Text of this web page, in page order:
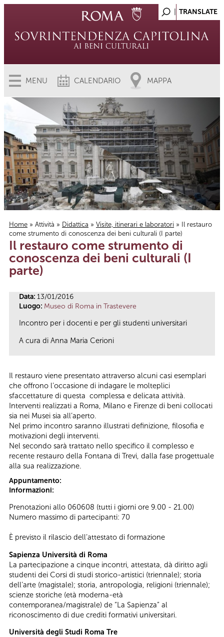
MENU CALENDARIO MAPPA
Tu sei qui
Home » Attività » Didattica » Visite, itinerari e laboratori » Il restauro
come strumento di conoscenza dei beni culturali (I parte)
Il restauro come strumento di
conoscenza dei beni culturali (I
parte)
Data: 13/01/2016
Luogo: Museo di Roma in Trastevere
Incontro per i docenti e per gli studenti universitari
A cura di Anna Maria Cerioni
Il restauro viene presentato attraverso alcuni casi esemplari
che offrono l’occasione di indagare le molteplici
sfaccettature di questa complessa e delicata attività.
Interventi realizzati a Roma, Milano e Firenze di beni collocati
sia nei Musei sia all’aperto.
Nel primo incontro saranno illustrati definizione, filosofia e
motivazioni degli interventi.
Nel secondo sarà trattato nello specifico il complesso e
recente restauro della Fontana di Trevi, dalla fase progettuale
alla sua realizzazione.
Appuntamento:
Informazioni:
Prenotazioni allo 060608 (tutti i giorni ore 9.00 - 21.00)
Numero massimo di partecipanti: 70
È previsto il rilascio dell’attestato di formazione
Sapienza Università di Roma
La partecipazione a cinque incontri, attestata, dà diritto agli
studenti dei Corsi di studi storico-artistici (triennale); storia
dell’arte (magistale); storia, antropologia, religioni (triennale);
scienze storiche (età moderna-età
contemporanea/magistrale) de “La Sapienza” al
riconoscimento di due crediti formativi universitari.
Università degli Studi Roma Tre